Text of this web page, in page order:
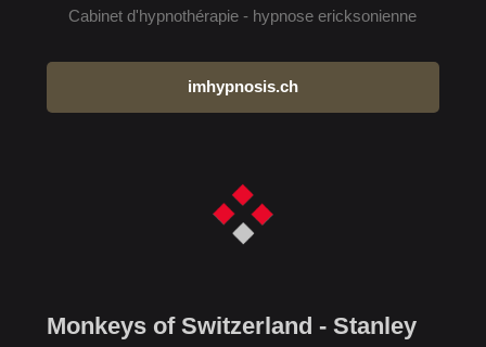
Cabinet d'hypnothérapie - hypnose ericksonienne
imhypnosis.ch
Monkeys of Switzerland - Stanley